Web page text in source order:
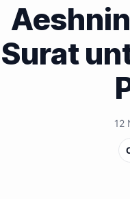
Surat
12